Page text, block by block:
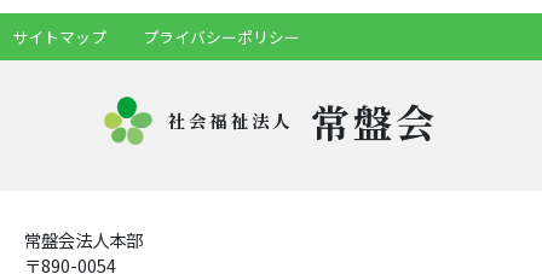
サイトマップ プライバシーポリシー
社会福祉法人 常盤会
常盤会法人本部
〒890-0054